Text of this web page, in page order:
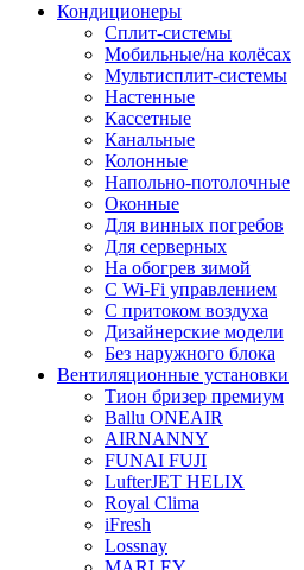
Кондиционеры
Сплит-системы
Мобильные/на колёсах
Мультисплит-системы
Настенные
Кассетные
Канальные
Колонные
Напольно-потолочные
Оконные
Для винных погребов
Для серверных
На обогрев зимой
С Wi-Fi управлением
С притоком воздуха
Дизайнерские модели
Без наружного блока
Вентиляционные установки
Тион бризер премиум
Ballu ONEAIR
AIRNANNY
FUNAI FUJI
LufterJET HELIX
Royal Clima
iFresh
Lossnay